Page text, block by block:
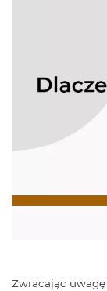
Zwracając